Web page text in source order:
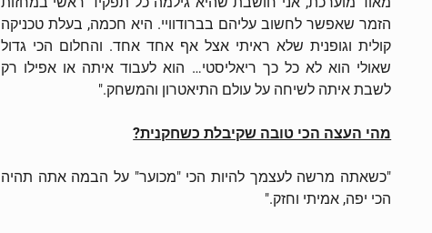
הזמר שאפשר לחשוב עליהם בברודוויי. היא חכמה, בעלת טכניקה
קולית וגופנית שלא ראיתי אצל אף אחד אחד. והחלום הכי גדול
שאולי הוא לא כל כך ריאליסטי… הוא לעבוד איתה או אפילו רק
לשבת איתה לשיחה על עולם התיאטרון והמשחק."
מהי העצה הכי טובה שקיבלת כשחקנית?
"כשאתה מרשה לעצמך להיות הכי "מכוער" על הבמה אתה תהיה
הכי יפה, אמיתי וחזק."